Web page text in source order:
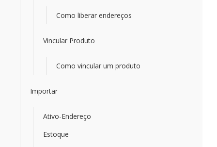
Como liberar endereços
Vincular Produto
Como vincular um produto
Importar
Ativo-Endereço
Estoque